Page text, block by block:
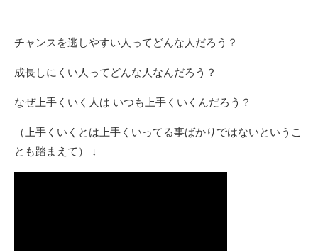
チャンスを逃しやすい人ってどんな人だろう？
成長しにくい人ってどんな人なんだろう？
なぜ上手くいく人は いつも上手くいくんだろう？
（上手くいくとは上手くいってる事ばかりではないというこ
とも踏まえて） ↓